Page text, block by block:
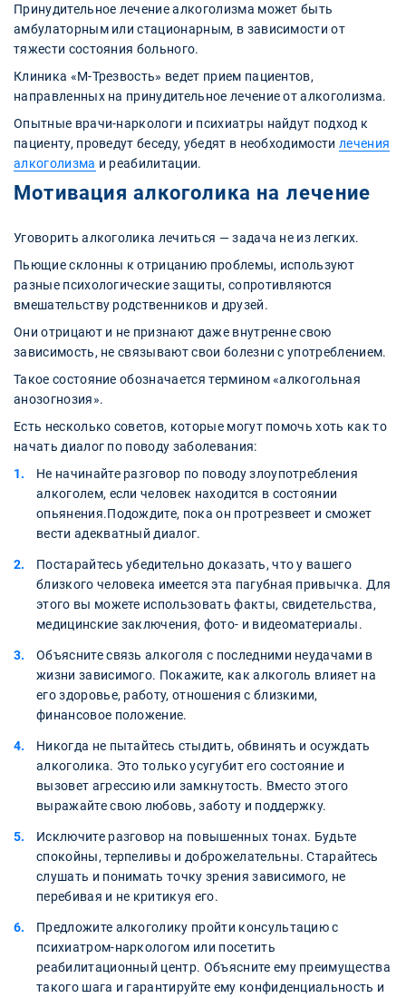
Принудительное лечение алкоголизма может быть
амбулаторным или стационарным, в зависимости от
тяжести состояния больного.
Клиника «М-Трезвость» ведет прием пациентов,
направленных на принудительное лечение от алкоголизма.
Опытные врачи-наркологи и психиатры найдут подход к
пациенту, проведут беседу, убедят в необходимостилечения
алкоголизма и реабилитации.
Мотивация алкоголика на лечение
Уговорить алкоголика лечиться — задача не из легких.
Пьющие склонны к отрицанию проблемы, используют
разные психологические защиты, сопротивляются
вмешательству родственников и друзей.
Они отрицают и не признают даже внутренне свою
зависимость, не связывают свои болезни с употреблением.
Такое состояние обозначается термином «алкогольная
анозогнозия».
Есть несколько советов, которые могут помочь хоть как то
начать диалог по поводу заболевания:
Не начинайте разговор по поводу злоупотребления
алкоголем, если человек находится в состоянии
опьянения.Подождите, пока он протрезвеет и сможет
вести адекватный диалог.
Постарайтесь убедительно доказать, что у вашего
близкого человека имеется эта пагубная привычка. Для
этого вы можете использовать факты, свидетельства,
медицинские заключения, фото- и видеоматериалы.
Объясните связь алкоголя с последними неудачами в
жизни зависимого. Покажите, как алкоголь влияет на
его здоровье, работу, отношения с близкими,
финансовое положение.
Никогда не пытайтесь стыдить, обвинять и осуждать
алкоголика. Это только усугубит его состояние и
вызовет агрессию или замкнутость. Вместо этого
выражайте свою любовь, заботу и поддержку.
Исключите разговор на повышенных тонах. Будьте
спокойны, терпеливы и доброжелательны. Старайтесь
слушать и понимать точку зрения зависимого, не
перебивая и не критикуя его.
Предложите алкоголику пройти консультацию с
психиатром-наркологом или посетить
реабилитационный центр. Объясните ему преимущества
такого шага и гарантируйте ему конфиденциальность и